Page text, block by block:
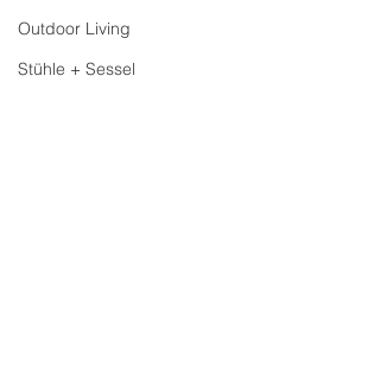
Outdoor Living
Stühle + Sessel